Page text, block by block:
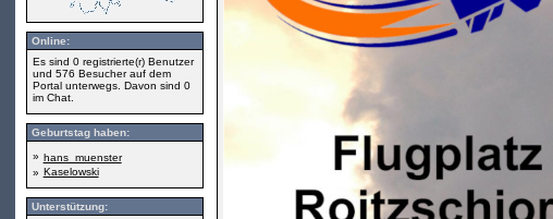
Online:
Es sind 0 registrierte(r) Benutzer
und 576 Besucher auf dem
Portal unterwegs. Davon sind 0
im Chat.
Geburtstag haben:
» hans_muenster
» Kaselowski
Unterstützung: